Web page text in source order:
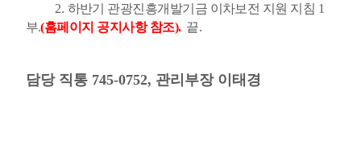
2. 하반기 관광진흥개발기금 이차보전 지원 지침 1
부.(홈페이지 공지사항 참조). 끝.
담당 직통 745-0752, 관리부장 이태경